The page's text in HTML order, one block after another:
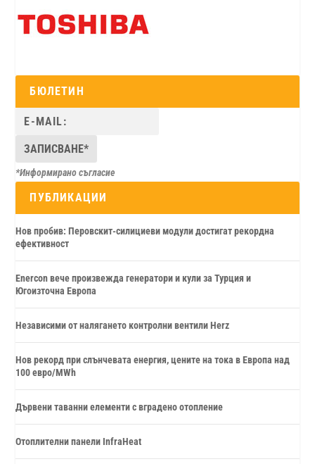
БЮЛЕТИН
*Информирано съгласие
ПУБЛИКАЦИИ
Нов пробив: Перовскит-силициеви модули достигат рекордна
ефективност
Enercon вече произвежда генератори и кули за Турция и
Югоизточна Европа
Независими от налягането контролни вентили Herz
Нов рекорд при слънчевата енергия, цените на тока в Европа над
100 евро/MWh
Дървени таванни елементи с вградено отопление
Отоплителни панели InfraHeat